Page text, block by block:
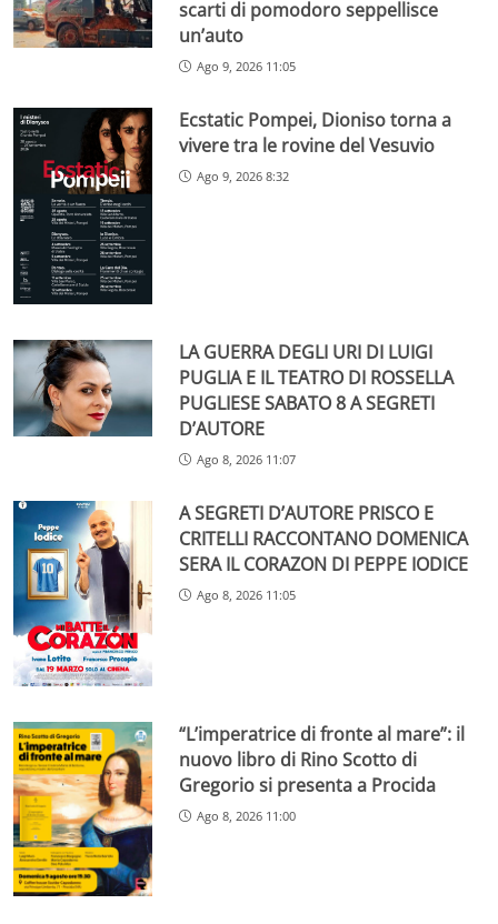
scarti di pomodoro seppellisce
un’auto
Ago 9, 2026 11:05
Ecstatic Pompei, Dioniso torna a
vivere tra le rovine del Vesuvio
Ago 9, 2026 8:32
LA GUERRA DEGLI URI DI LUIGI
PUGLIA E IL TEATRO DI ROSSELLA
PUGLIESE SABATO 8 A SEGRETI
D’AUTORE
Ago 8, 2026 11:07
A SEGRETI D’AUTORE PRISCO E
CRITELLI RACCONTANO DOMENICA
SERA IL CORAZON DI PEPPE IODICE
Ago 8, 2026 11:05
“L’imperatrice di fronte al mare”: il
nuovo libro di Rino Scotto di
Gregorio si presenta a Procida
Ago 8, 2026 11:00